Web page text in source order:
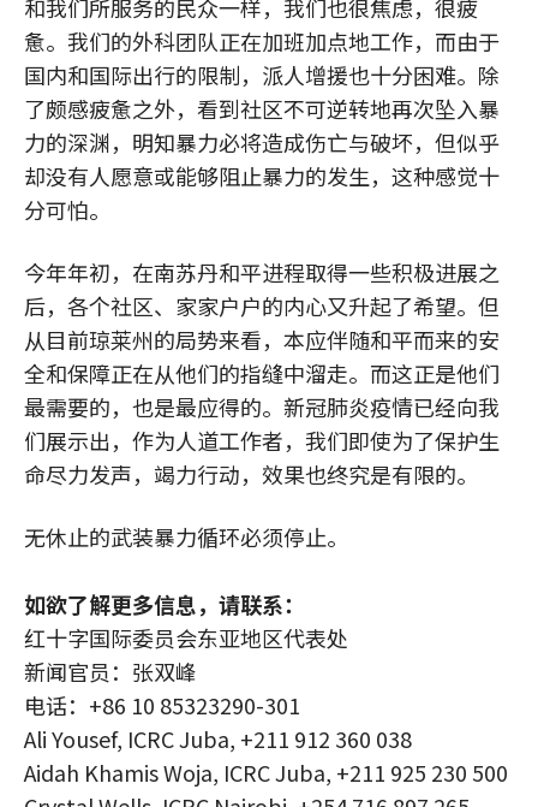
和我们所服务的民众一样，我们也很焦虑，很疲
惫。我们的外科团队正在加班加点地工作，而由于
国内和国际出行的限制，派人增援也十分困难。除
了颇感疲惫之外，看到社区不可逆转地再次坠入暴
力的深渊，明知暴力必将造成伤亡与破坏，但似乎
却没有人愿意或能够阻止暴力的发生，这种感觉十
分可怕。
今年年初，在南苏丹和平进程取得一些积极进展之
后，各个社区、家家户户的内心又升起了希望。但
从目前琼莱州的局势来看，本应伴随和平而来的安
全和保障正在从他们的指缝中溜走。而这正是他们
最需要的，也是最应得的。新冠肺炎疫情已经向我
们展示出，作为人道工作者，我们即使为了保护生
命尽力发声，竭力行动，效果也终究是有限的。
无休止的武装暴力循环必须停止。
如欲了解更多信息，请联系：
红十字国际委员会东亚地区代表处
新闻官员：张双峰
电话：+86 10 85323290-301
Ali Yousef, ICRC Juba, +211 912 360 038
Aidah Khamis Woja, ICRC Juba, +211 925 230 500